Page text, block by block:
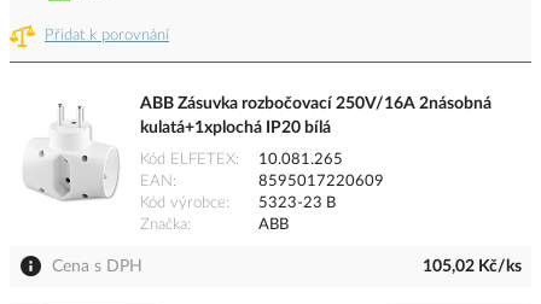
Přidat k porovnání
ABB Zásuvka rozbočovací 250V/16A 2násobná
kulatá+1xplochá IP20 bílá
Kód ELFETEX
10.081.265
EAN
8595017220609
Kód výrobce
5323-23 B
Značka
ABB
Cena s DPH 105,02 Kč/ks